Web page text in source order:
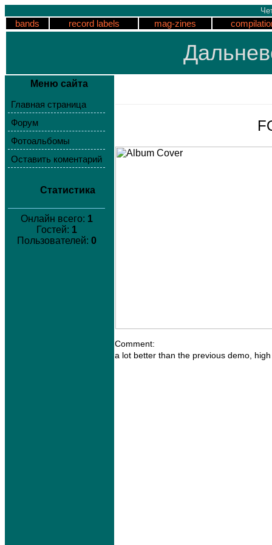
bands record labels mag-zines
Меню сайта
Главная страница
Форум
Фотоальбомы
Оставить коментарий
Статистика
Онлайн всего: 1
Гостей: 1
Пользователей: 0
Comment:
a lot better than the previous demo,